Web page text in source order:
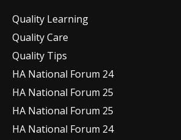
Quality Learning
Quality Care
Quality Tips
HA National Forum 24
HA National Forum 25
HA National Forum 25
HA National Forum 24